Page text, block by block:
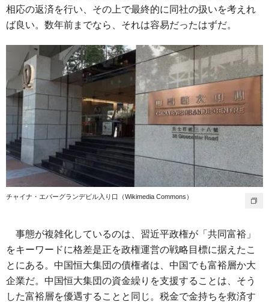
相応の返済を行い、その上で最終的に同社の扱いを考えれ
ば良い。数年前までなら、それは容易だったはずだ。
チャイナ・エバーグランデビル入り口（Wikimedia Commons）
事態が複雑化しているのは、習近平政権が「共同富裕」
をキーワードに格差是正を政権運営の戦略目標に据えたこ
とにある。中国恒大集団の債権者は、中国でも富裕層か大
企業だ。中国恒大集団の資金繰りを支援することは、そう
した富裕層を優遇することと同じ。税金で金持ちを救済す